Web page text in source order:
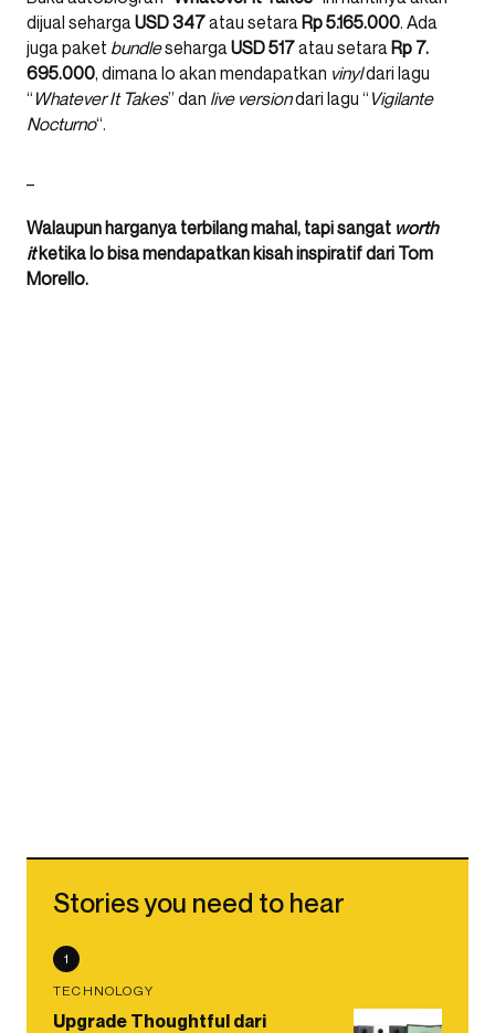
dijual seharga USD 347atau setara Rp 5.165.000. Ada
juga paket bundleseharga USD 517atau setara Rp 7.
695.000, dimana lo akan mendapatkan vinyldari lagu
“ Whatever It Takes” dan live versiondari lagu “ Vigilante
Nocturno“.
Walaupun harganya terbilang mahal, tapi sangat worth
itketika lo bisa mendapatkan kisah inspiratif dari Tom
Morello.
Stories you need to hear
1
TECHNOLOGY
Upgrade Thoughtful dari